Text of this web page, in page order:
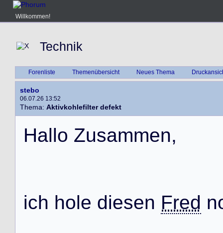
Willkommen!
Technik
Forenliste Themenübersicht Neues Thema
stebo
06.07.26 13:52
Thema: Aktivkohlefilter defekt
Hallo Zusammen,
ich hole diesen Fred n